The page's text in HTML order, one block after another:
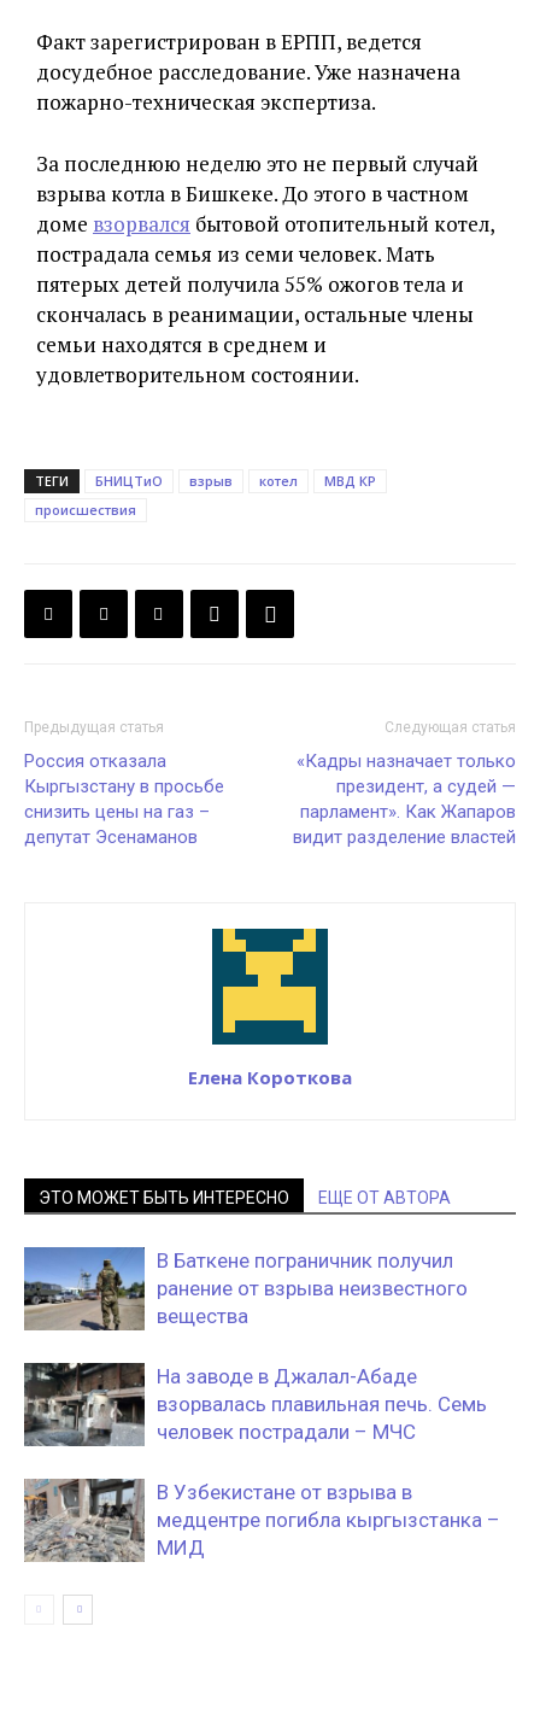
Факт зарегистрирован в ЕРПП, ведется
досудебное расследование. Уже назначена
пожарно-техническая экспертиза.
За последнюю неделю это не первый случай
взрыва котла в Бишкеке. До этого в частном
доме взорвался бытовой отопительный котел,
пострадала семья из семи человек. Мать
пятерых детей получила 55% ожогов тела и
скончалась в реанимации, остальные члены
семьи находятся в среднем и
удовлетворительном состоянии.
ТЕГИ БНИЦТиО взрыв котел
МВД КР
происшествия
Предыдущая статья
Россия отказала
Кыргызстану в просьбе
снизить цены на газ –
депутат Эсенаманов
Следующая статья
«Кадры назначает только
президент, а судей —
парламент». Как Жапаров
видит разделение властей
Елена Короткова
ЭТО МОЖЕТ БЫТЬ ИНТЕРЕСНО ЕЩЕ ОТ АВТОРА
В Баткене пограничник получил
ранение от взрыва неизвестного
вещества
На заводе в Джалал-Абаде
взорвалась плавильная печь. Семь
человек пострадали – МЧС
В Узбекистане от взрыва в
медцентре погибла кыргызстанка –
МИД